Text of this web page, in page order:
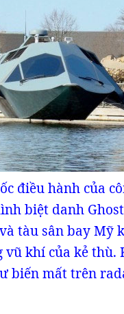
điều hành của
biệt danh
tàu sân bay Mỹ
vũ khí của kẻ thù.
biến mất trên